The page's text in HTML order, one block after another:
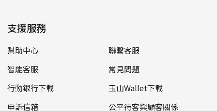
支援服務
幫助中心
聯繫客服
智能客服
常見問題
行動銀行下載
玉山Wallet下載
申訴信箱
公平待客與顧客關係